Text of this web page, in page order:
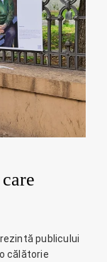
publicului
călătorie